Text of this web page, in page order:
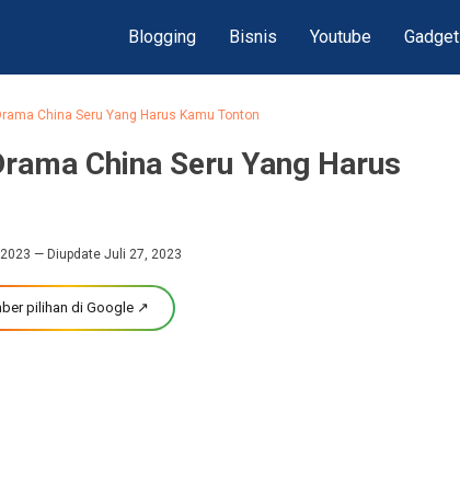
Blogging Bisnis Youtube Gadget
China Seru Yang Harus Kamu Tonton
China Seru Yang Harus
— Diupdate Juli 27, 2023
pilihan di Google ↗